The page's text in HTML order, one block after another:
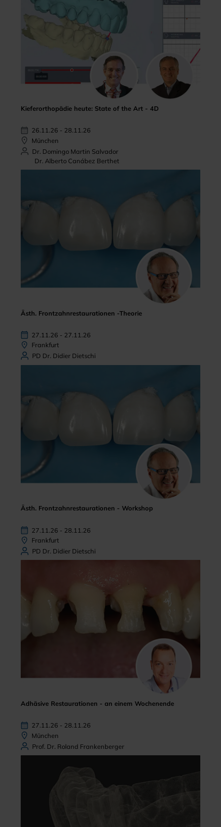
Kieferorthopädie heute: State of the Art - 4D
26.11.26 - 28.11.26
München
Dr. Domingo Martin Salvador
Dr. Alberto Canábez Berthet
Ästh. Frontzahnrestaurationen -Theorie
27.11.26 - 27.11.26
Frankfurt
PD Dr. Didier Dietschi
Ästh. Frontzahnrestaurationen - Workshop
27.11.26 - 28.11.26
Frankfurt
PD Dr. Didier Dietschi
Adhäsive Restaurationen - an einem Wochenende
27.11.26 - 28.11.26
München
Prof. Dr. Roland Frankenberger